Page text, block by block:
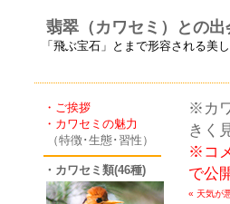
翡翠（カワセミ）との出
「飛ぶ宝石」とまで形容される美
・ご挨拶
・カワセミの魅力
（特徴･生態･習性）
・カワセミ類(46種)
※カ
きく
※コ
で公
« 天気が